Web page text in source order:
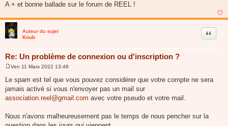
A + et bonne ballade sur le forum de REEL !
Auteur du sujet
Koub
Re: Un problème de connexion ou d'inscription ?
Citer
s
s
g
Ven 11 Mars 2022 13:48
Le spam est tel que vous pouvez considérer que votre compte ne sera
jamais activé si vous n'envoyer pas un mail sur
association.reel@gmail.com avec votre pseudo et votre mail.
Nous n'avons malheureusement pas le temps de nous pencher sur la